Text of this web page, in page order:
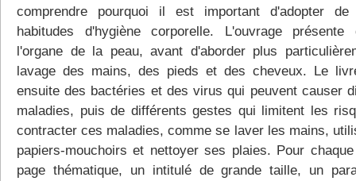
comprendre pourquoi il est important d'adopter de
habitudes d'hygiène corporelle. L'ouvrage présente
l'organe de la peau, avant d'aborder plus
lavage des mains, des pieds et des cheveux. Le
ensuite des bactéries et des virus qui peuvent causer
maladies, puis de différents gestes qui limitent les
contracter ces maladies, comme se laver les mains,
papiers-mouchoirs et nettoyer ses plaies. Pour
page thématique, un intitulé de grande taille, un